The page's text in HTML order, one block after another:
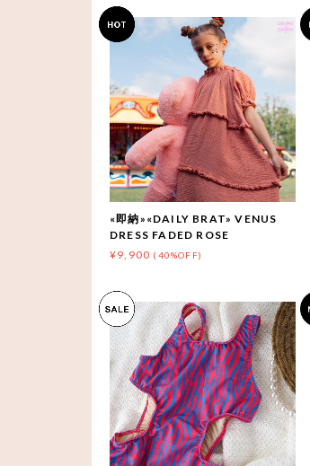
«即納»«DAILY BRAT» VENUS
DRESS FADED ROSE
¥9,900 (40%OFF)